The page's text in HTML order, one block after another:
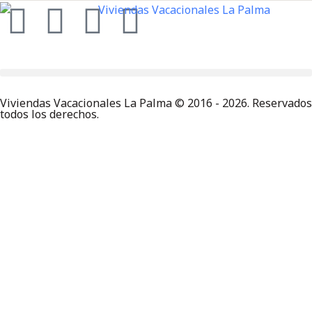
Viviendas Vacacionales La Palma © 2016 - 2026. Reservados
todos los derechos.